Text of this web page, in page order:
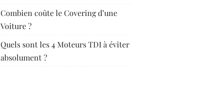
Combien coûte le Covering d’une
Voiture ?
Quels sont les 4 Moteurs TDI à éviter
absolument ?